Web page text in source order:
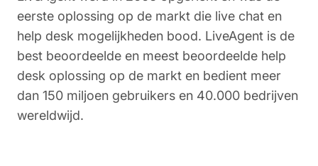
eerste oplossing op de markt die live chat en
help desk mogelijkheden bood. LiveAgent is de
best beoordeelde en meest beoordeelde help
desk oplossing op de markt en bedient meer
dan 150 miljoen gebruikers en 40.000 bedrijven
wereldwijd.